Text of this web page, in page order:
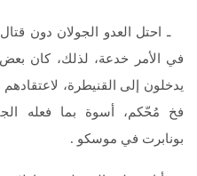
ـ احتل العدو الجولان دون
في الأمر خدعة، لذلك، كان
يدخلون إلى القنيطرة،
فخ مُحّكم، أسوة بما فعله
بونابرت في موسكو .